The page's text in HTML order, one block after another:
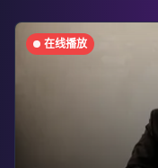
在线播放